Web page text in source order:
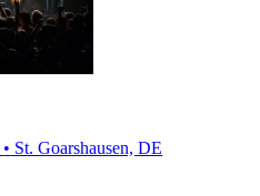
• St. Goarshausen, DE